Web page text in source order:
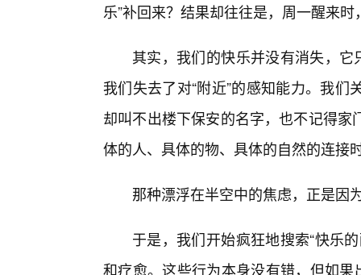
乐”补回来？结果却往往是，周一醒来
其实，我们的快乐并没有消失，它
我们失去了对“附近”的感知能力。我
却叫不出楼下保安的名字，也不记得
体的人、具体的物、具体的自然的连接
那种漂浮在半空中的焦虑，正是因
于是，我们开始疯狂地搜索“快乐
和疗愈。这些行为本身没有错，但如